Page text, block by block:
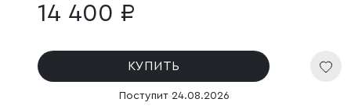
14 400 ₽
КУПИТЬ
Поступит 24.08.2026